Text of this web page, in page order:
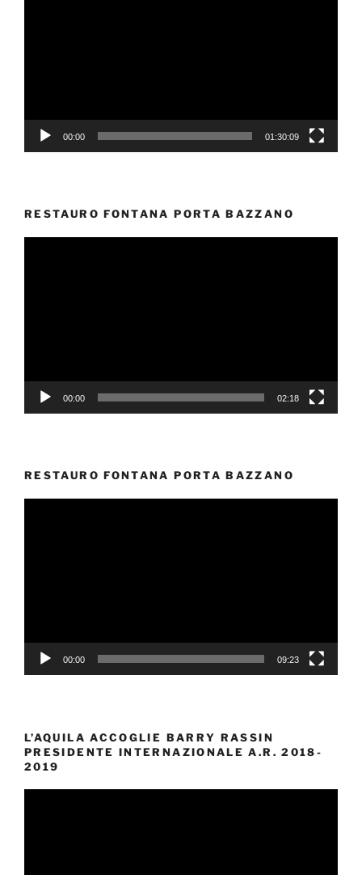
00:00 01:30:09
RESTAURO FONTANA PORTA BAZZANO
00:00 02:18
RESTAURO FONTANA PORTA BAZZANO
00:00 09:23
L’AQUILA ACCOGLIE BARRY RASSIN
PRESIDENTE INTERNAZIONALE A.R. 2018-
2019